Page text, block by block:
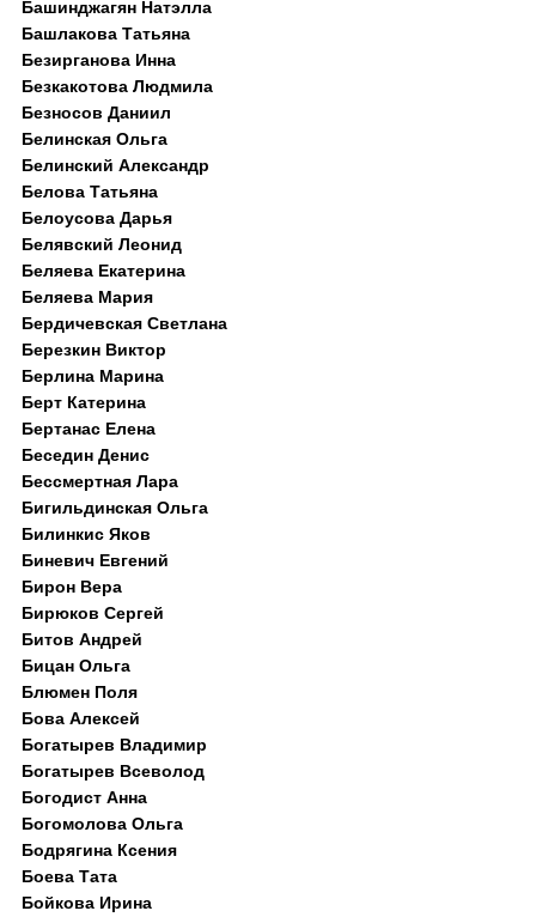
Башинджагян Натэлла
Башлакова Татьяна
Безирганова Инна
Безкакотова Людмила
Безносов Даниил
Белинская Ольга
Белинский Александр
Белова Татьяна
Белоусова Дарья
Белявский Леонид
Беляева Екатерина
Беляева Мария
Бердичевская Светлана
Березкин Виктор
Берлина Марина
Берт Катерина
Бертанас Елена
Беседин Денис
Бессмертная Лара
Бигильдинская Ольга
Билинкис Яков
Биневич Евгений
Бирон Вера
Бирюков Сергей
Битов Андрей
Бицан Ольга
Блюмен Поля
Бова Алексей
Богатырев Владимир
Богатырев Всеволод
Богодист Анна
Богомолова Ольга
Бодрягина Ксения
Боева Тата
Бойкова Ирина